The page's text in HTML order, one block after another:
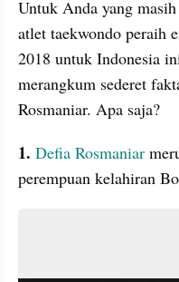
Untuk Anda yang
atlet taekwondo peraih
2018 untuk Indonesia
merangkum sederet
Rosmaniar. Apa saja?
1. Defia Rosmaniar
perempuan kelahiran